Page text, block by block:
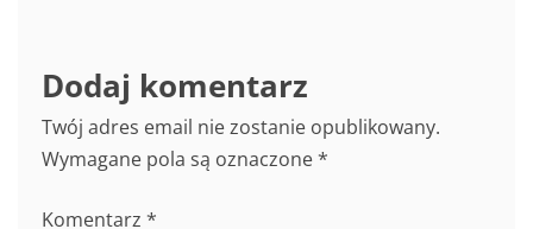
Dodaj komentarz
Twój adres email nie zostanie opublikowany.
Wymagane pola są oznaczone*
Komentarz *